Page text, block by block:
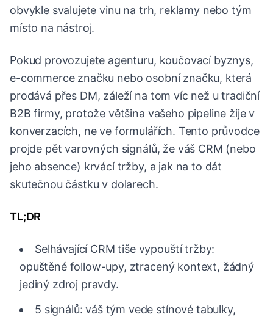
obvykle svalujete vinu na trh, reklamy nebo tým
místo na nástroj.
Pokud provozujete agenturu, koučovací byznys,
e-commerce značku nebo osobní značku, která
prodává přes DM, záleží na tom víc než u tradiční
B2B firmy, protože většina vašeho pipeline žije v
konverzacích, ne ve formulářích. Tento průvodce
projde pět varovných signálů, že váš CRM (nebo
jeho absence) krvácí tržby, a jak na to dát
skutečnou částku v dolarech.
TL;DR
Selhávající CRM tiše vypouští tržby:
opuštěné follow-upy, ztracený kontext, žádný
jediný zdroj pravdy.
5 signálů: váš tým vede stínové tabulky,